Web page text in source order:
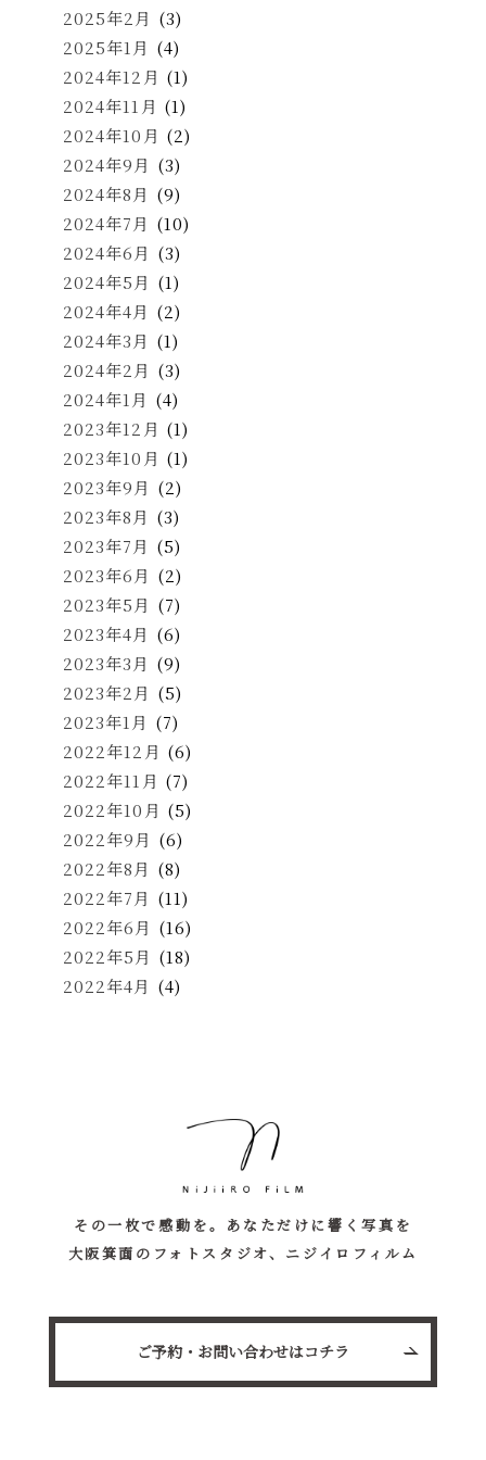
2025年2月 (3)
2025年1月 (4)
2024年12月 (1)
2024年11月 (1)
2024年10月 (2)
2024年9月 (3)
2024年8月 (9)
2024年7月 (10)
2024年6月 (3)
2024年5月 (1)
2024年4月 (2)
2024年3月 (1)
2024年2月 (3)
2024年1月 (4)
2023年12月 (1)
2023年10月 (1)
2023年9月 (2)
2023年8月 (3)
2023年7月 (5)
2023年6月 (2)
2023年5月 (7)
2023年4月 (6)
2023年3月 (9)
2023年2月 (5)
2023年1月 (7)
2022年12月 (6)
2022年11月 (7)
2022年10月 (5)
2022年9月 (6)
2022年8月 (8)
2022年7月 (11)
2022年6月 (16)
2022年5月 (18)
2022年4月 (4)
その一枚で感動を。あなただけに響く写真を
大阪箕面のフォトスタジオ、ニジイロフィルム
ご予約・お問い合わせはコチラ